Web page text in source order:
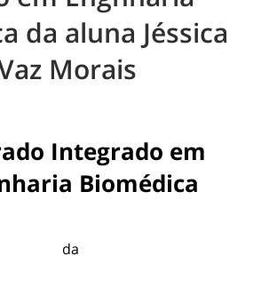
da aluna Jéssica
Morais
Integrado em
Biomédica
da